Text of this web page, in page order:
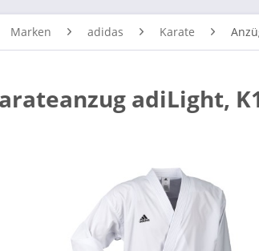
Marken adidas Karate
adiLight,